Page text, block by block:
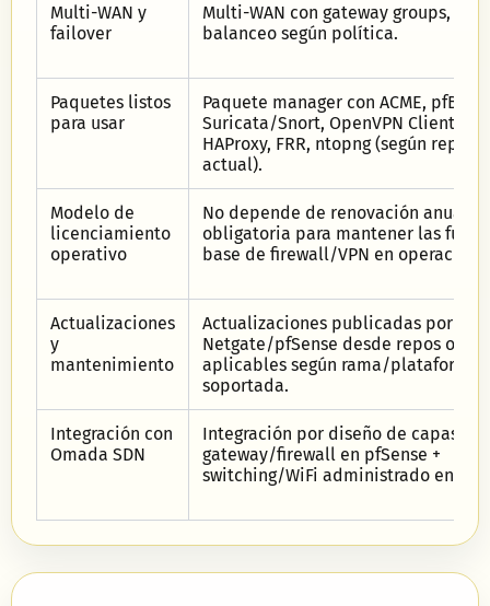
Multi-WAN y
failover
Multi-WAN con gateway groups,
balanceo según política.
Paquetes listos
para usar
Paquete manager con ACME,
Suricata/Snort, OpenVPN Client
HAProxy, FRR, ntopng (según
actual).
Modelo de
licenciamiento
operativo
No depende de renovación anual
obligatoria para mantener las
base de firewall/VPN en operación.
Actualizaciones
y
mantenimiento
Actualizaciones publicadas por
Netgate/pfSense desde repos
aplicables según rama/plataforma
soportada.
Integración con
Omada SDN
Integración por diseño de capas:
gateway/firewall en pfSense +
switching/WiFi administrado en